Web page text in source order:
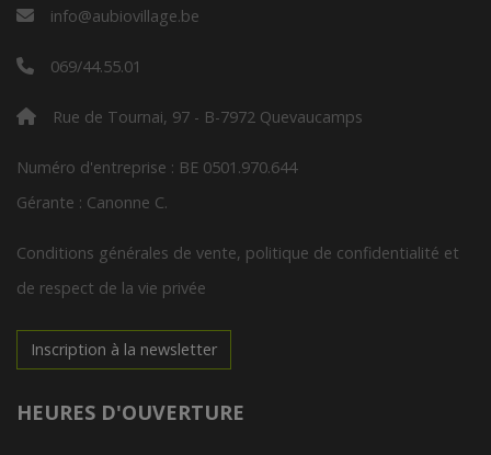
info@aubiovillage.be
069/44.55.01
Rue de Tournai, 97 - B-7972 Quevaucamps
Numéro d'entreprise : BE 0501.970.644
Gérante : Canonne C.
Conditions générales de vente, politique de confidentialité et
de respect de la vie privée
Inscription à la newsletter
HEURES D'OUVERTURE